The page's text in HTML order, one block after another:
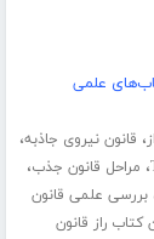
علمی
، قانون نیروی جاذبه،
، مراحل قانون جذب،
بررسی علمی قانون
کتاب راز قانون